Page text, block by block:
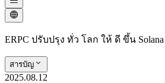
ERPC ปรับปรุง ทั่ว โลก ให้ ดี ขึ้น
สารบัญ
2025.08.12